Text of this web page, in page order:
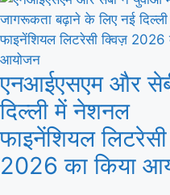
एनआईएसएम और
दिल्ली में नेशनल
फाइनेंशियल
2026 का किया